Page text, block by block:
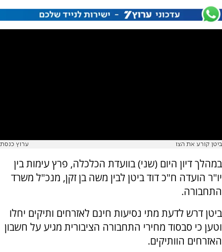
ביטן קורע את הצו ערוץ כנסת
במהלך דיון היום (שני) בוועדת הכלכלה, פרץ עימות בין
יו"ר הועדה ח"כ דוד ביטן לבין משה בן זקן, מנכ"ל משרד
התחבורה.
ביטן דרש לדעת מתי נסיעות חינם לאזרחים ותיקים יחלו
וטען כי סבסוד מחירי התחבורה הציבורית מגיע על חשבון
האזרחים הוותיקים.